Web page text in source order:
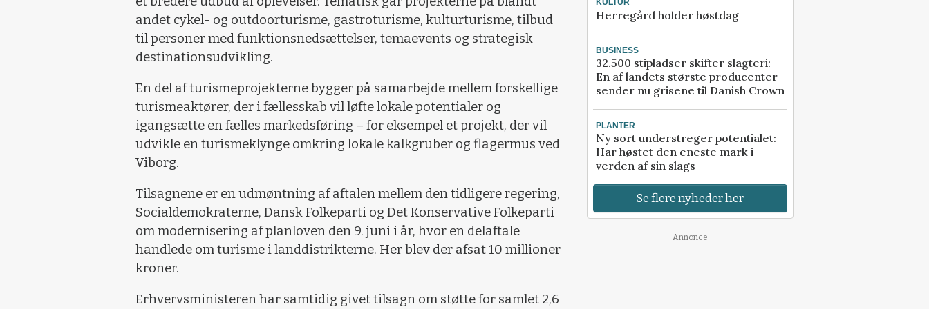
andet cykel- og outdoorturisme, gastroturisme, kulturturisme, tilbud
til personer med funktionsnedsættelser, temaevents og strategisk
destinationsudvikling.
En del af turismeprojekterne bygger på samarbejde mellem forskellige
turismeaktører, der i fællesskab vil løfte lokale potentialer og
igangsætte en fælles markedsføring – for eksempel et projekt, der vil
udvikle en turismeklynge omkring lokale kalkgruber og flagermus ved
Viborg.
Tilsagnene er en udmøntning af aftalen mellem den tidligere regering,
Socialdemokraterne, Dansk Folkeparti og Det Konservative Folkeparti
om modernisering af planloven den 9. juni i år, hvor en delaftale
handlede om turisme i landdistrikterne. Her blev der afsat 10 millioner
kroner.
Erhvervsministeren har samtidig givet tilsagn om støtte for samlet 2,6
KULTUR
Herregård holder høstdag
BUSINESS
32.500 stipladser skifter slagteri:
En af landets største producenter
sender nu grisene til Danish Crown
PLANTER
Ny sort understreger potentialet:
Har høstet den eneste mark i
verden af sin slags
Se flere nyheder her
Annonce